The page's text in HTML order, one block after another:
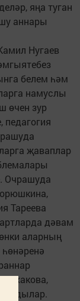
яңа туган
аннары
Нугаев
белем һәм
намуслы
өчен зур
педагогия
җаваплар
Очрашуда
Тареева
дәвам
аларның
Исхакова,